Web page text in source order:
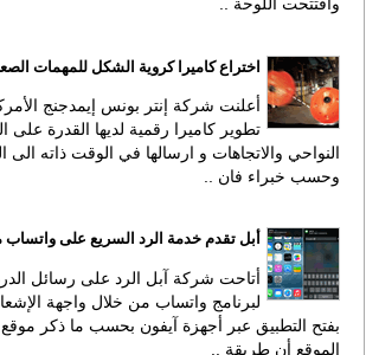
وافتتحت اللوحة ..
اختراع كاميرا كروية الشكل للمهمات
أعلنت شركة إنتر بونس إيمدجنج
تطوير كاميرا رقمية لديها القدرة
النواحي والاتجاهات و ارسالها في الوقت ذاته الى
وحسب خبراء فان ..
أبل تقدم خدمة الرد السريع على واتساب
أتاحت شركة آبل الرد على رسائل
لبرنامج واتساب من خلال واجهة
بفتح التطبيق عبر أجهزة آيفون بحسب ما ذكر
الموقع أن طريقة ..